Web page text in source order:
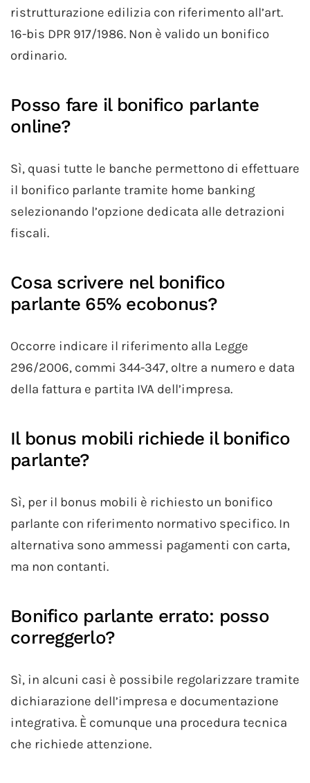
ristrutturazione edilizia con riferimento all’art.
16-bis DPR 917/1986. Non è valido un bonifico
ordinario.
Posso fare il bonifico parlante
online?
Sì, quasi tutte le banche permettono di effettuare
il bonifico parlante tramite home banking
selezionando l’opzione dedicata alle detrazioni
fiscali.
Cosa scrivere nel bonifico
parlante 65% ecobonus?
Occorre indicare il riferimento alla Legge
296/2006, commi 344-347, oltre a numero e data
della fattura e partita IVA dell’impresa.
Il bonus mobili richiede il bonifico
parlante?
Sì, per il bonus mobili è richiesto un bonifico
parlante con riferimento normativo specifico. In
alternativa sono ammessi pagamenti con carta,
ma non contanti.
Bonifico parlante errato: posso
correggerlo?
Sì, in alcuni casi è possibile regolarizzare tramite
dichiarazione dell’impresa e documentazione
integrativa. È comunque una procedura tecnica
che richiede attenzione.